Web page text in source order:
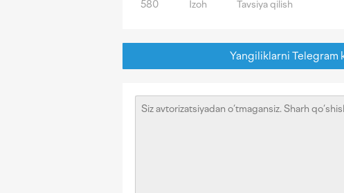
580 Izoh Tavsiya qilish
Yangiliklarni Telegram